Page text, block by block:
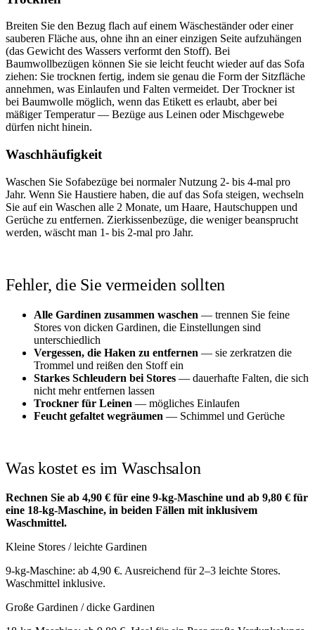
Breiten Sie den Bezug flach auf einem Wäscheständer oder einer
sauberen Fläche aus, ohne ihn an einer einzigen Seite aufzuhängen
(das Gewicht des Wassers verformt den Stoff). Bei
Baumwollbezügen können Sie sie leicht feucht wieder auf das Sofa
ziehen: Sie trocknen fertig, indem sie genau die Form der Sitzfläche
annehmen, was Einlaufen und Falten vermeidet. Der Trockner ist
bei Baumwolle möglich, wenn das Etikett es erlaubt, aber bei
mäßiger Temperatur — Bezüge aus Leinen oder Mischgewebe
dürfen nicht hinein.
Waschhäufigkeit
Waschen Sie Sofabezüge bei normaler Nutzung 2- bis 4-mal pro
Jahr. Wenn Sie Haustiere haben, die auf das Sofa steigen, wechseln
Sie auf ein Waschen alle 2 Monate, um Haare, Hautschuppen und
Gerüche zu entfernen. Zierkissenbezüge, die weniger beansprucht
werden, wäscht man 1- bis 2-mal pro Jahr.
Fehler, die Sie vermeiden sollten
Alle Gardinen zusammen waschen — trennen Sie feine
Stores von dicken Gardinen, die Einstellungen sind
unterschiedlich
Vergessen, die Haken zu entfernen — sie zerkratzen die
Trommel und reißen den Stoff ein
Starkes Schleudern bei Stores — dauerhafte Falten, die sich
nicht mehr entfernen lassen
Trockner für Leinen — mögliches Einlaufen
Feucht gefaltet wegräumen — Schimmel und Gerüche
Was kostet es im Waschsalon
Rechnen Sie ab 4,90 € für eine 9-kg-Maschine und ab 9,80 € für
eine 18-kg-Maschine, in beiden Fällen mit inklusivem
Waschmittel.
Kleine Stores / leichte Gardinen
9-kg-Maschine: ab 4,90 €. Ausreichend für 2–3 leichte Stores.
Waschmittel inklusive.
Große Gardinen / dicke Gardinen